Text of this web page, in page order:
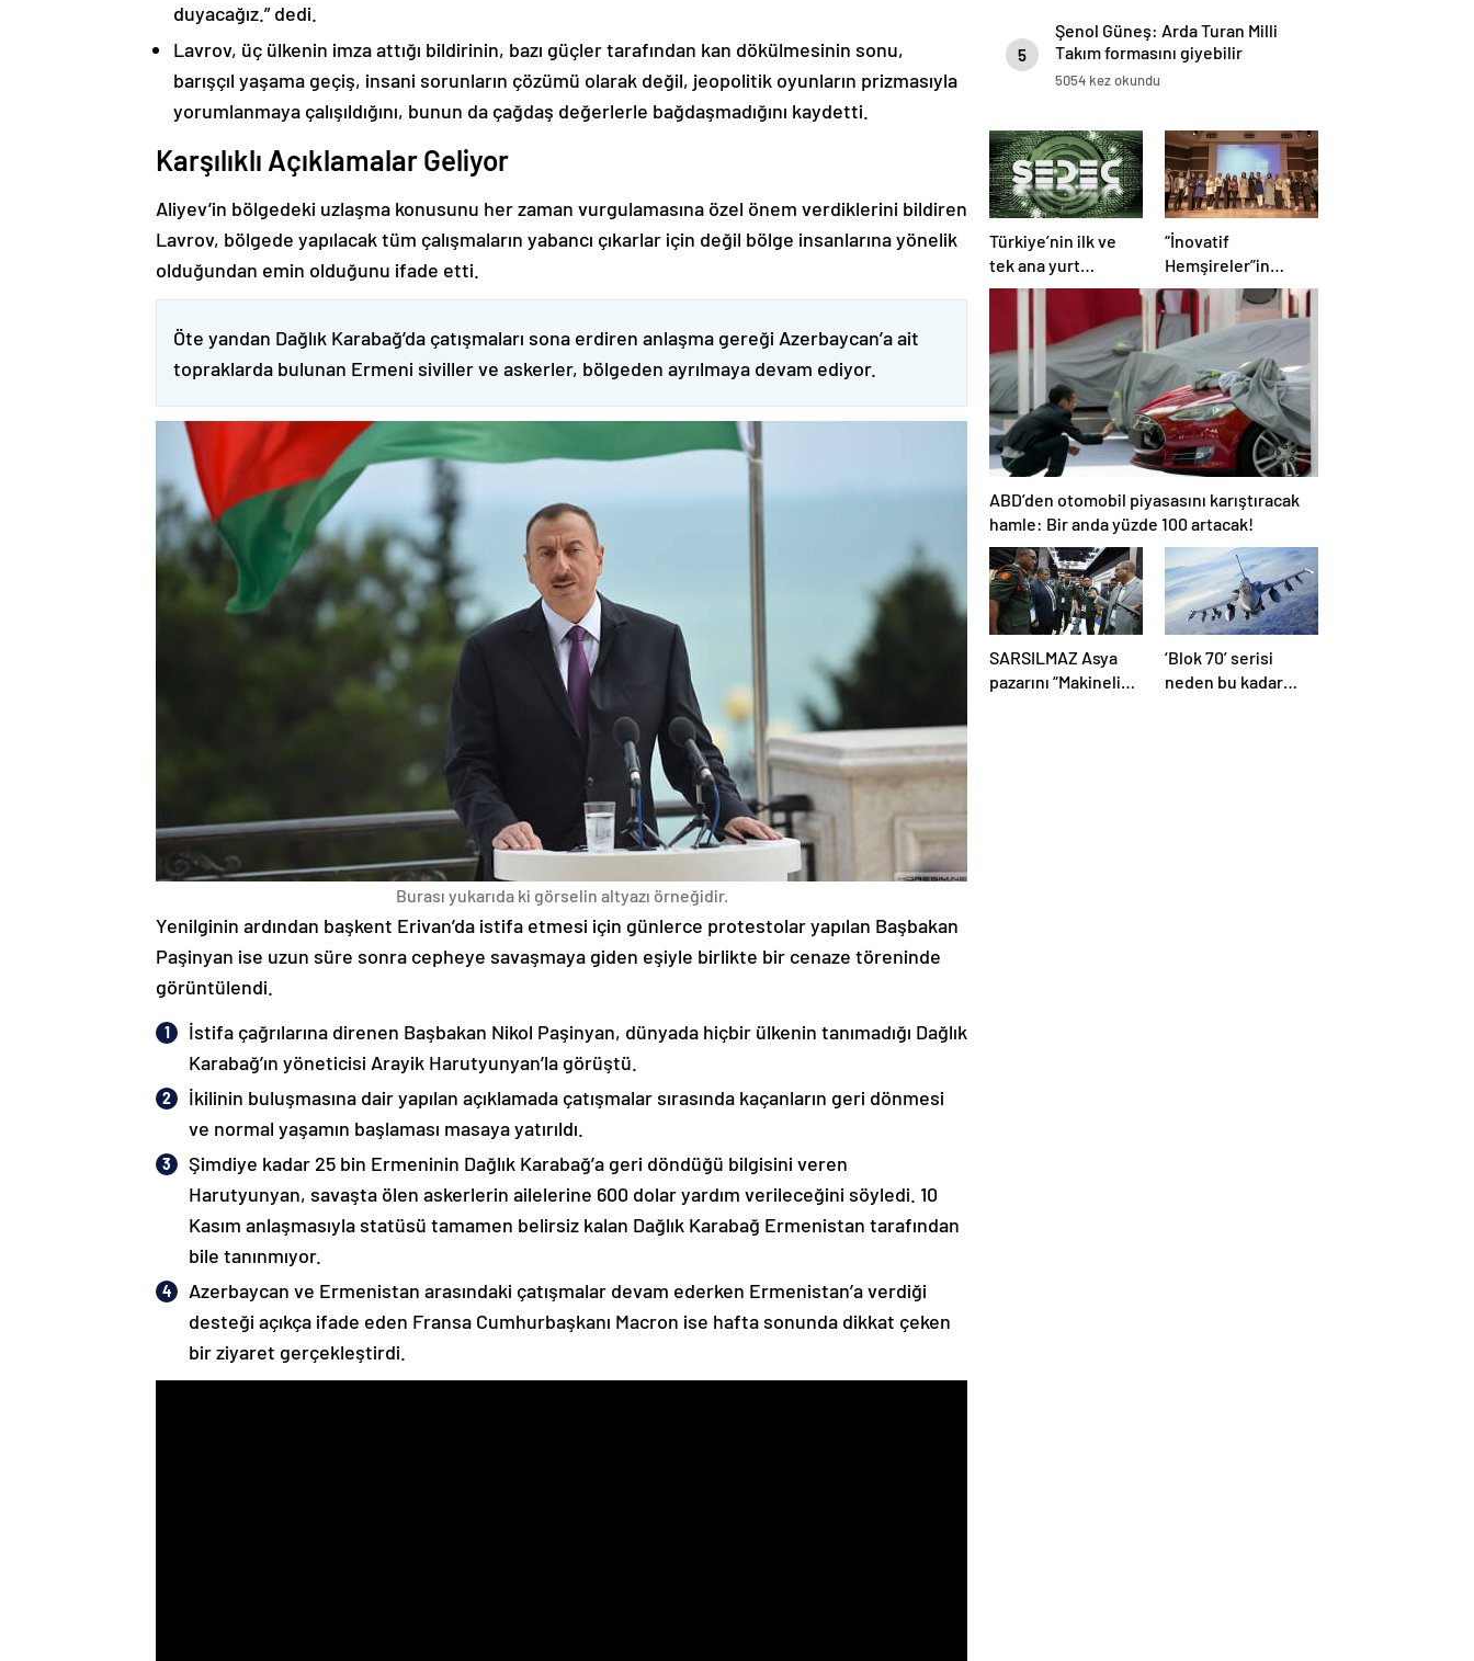
duyacağız.” dedi.
Lavrov, üç ülkenin imza attığı bildirinin, bazı güçler tarafından kan dökülmesinin sonu,
barışçıl yaşama geçiş, insani sorunların çözümü olarak değil, jeopolitik oyunların prizmasıyla
yorumlanmaya çalışıldığını, bunun da çağdaş değerlerle bağdaşmadığını kaydetti.
Karşılıklı Açıklamalar Geliyor
Aliyev’in bölgedeki uzlaşma konusunu her zaman vurgulamasına özel önem verdiklerini bildiren
Lavrov, bölgede yapılacak tüm çalışmaların yabancı çıkarlar için değil bölge insanlarına yönelik
olduğundan emin olduğunu ifade etti.
Öte yandan Dağlık Karabağ’da çatışmaları sona erdiren anlaşma gereği Azerbaycan’a ait
topraklarda bulunan Ermeni siviller ve askerler, bölgeden ayrılmaya devam ediyor.
Burası yukarıda ki görselin altyazı örneğidir.
Yenilginin ardından başkent Erivan’da istifa etmesi için günlerce protestolar yapılan Başbakan
Paşinyan ise uzun süre sonra cepheye savaşmaya giden eşiyle birlikte bir cenaze töreninde
görüntülendi.
İstifa çağrılarına direnen Başbakan Nikol Paşinyan, dünyada hiçbir ülkenin tanımadığı Dağlık
Karabağ’ın yöneticisi Arayik Harutyunyan’la görüştü.
İkilinin buluşmasına dair yapılan açıklamada çatışmalar sırasında kaçanların geri dönmesi
ve normal yaşamın başlaması masaya yatırıldı.
Şimdiye kadar 25 bin Ermeninin Dağlık Karabağ’a geri döndüğü bilgisini veren
Harutyunyan, savaşta ölen askerlerin ailelerine 600 dolar yardım verileceğini söyledi. 10
Kasım anlaşmasıyla statüsü tamamen belirsiz kalan Dağlık Karabağ Ermenistan tarafından
bile tanınmıyor.
Azerbaycan ve Ermenistan arasındaki çatışmalar devam ederken Ermenistan’a verdiği
desteği açıkça ifade eden Fransa Cumhurbaşkanı Macron ise hafta sonunda dikkat çeken
bir ziyaret gerçekleştirdi.
5
Şenol Güneş: Arda Turan Milli
Takım formasını giyebilir
5054 kez okundu
Türkiye’nin ilk ve
tek ana yurt
güvenliği fuarı
SEDEC için geri
“İnovatif
Hemşireler”in
fikirlerinden 44
proje ortaya çıktı!
ABD’den otomobil piyasasını karıştıracak
hamle: Bir anda yüzde 100 artacak!
SARSILMAZ Asya
pazarını “Makineli
‘Blok 70’ serisi
neden bu kadar